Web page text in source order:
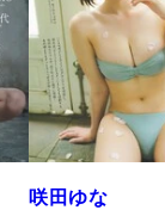
藤水咲桜『花